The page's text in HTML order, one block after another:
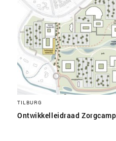
TILBURG
Ontwikkelleidraad